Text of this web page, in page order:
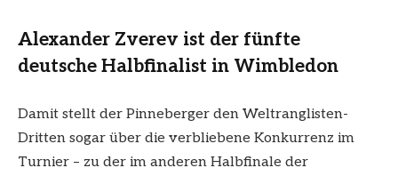
Alexander Zverev ist der fünfte
deutsche Halbfinalist in Wimbledon
Damit stellt der Pinneberger den Weltranglisten-
Dritten sogar über die verbliebene Konkurrenz im
Turnier – zu der im anderen Halbfinale der